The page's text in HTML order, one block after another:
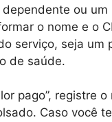
ou um
o nome e o
serviço, seja um
de saúde.
pago”, registre
Caso você